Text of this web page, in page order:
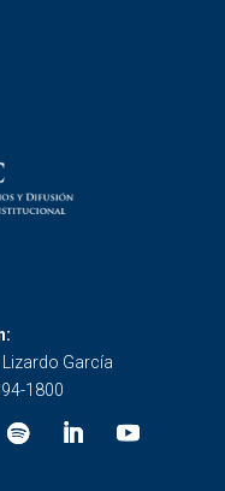
García
1800